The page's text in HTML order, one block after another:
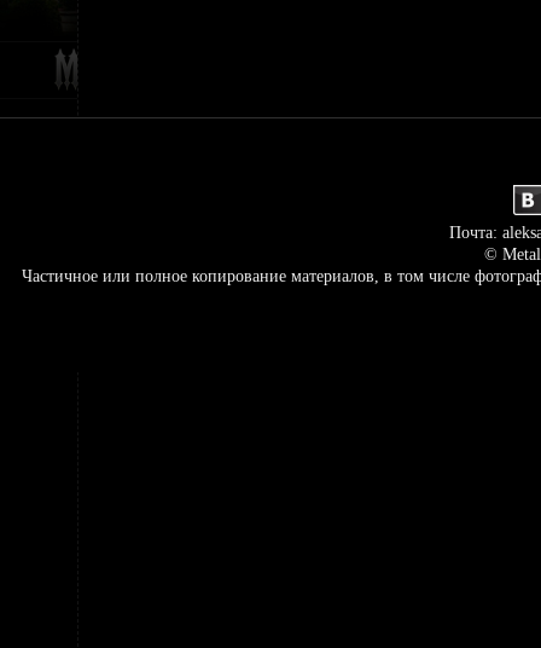
Почта:
©
Частичное или полное копирование материалов, в том числе